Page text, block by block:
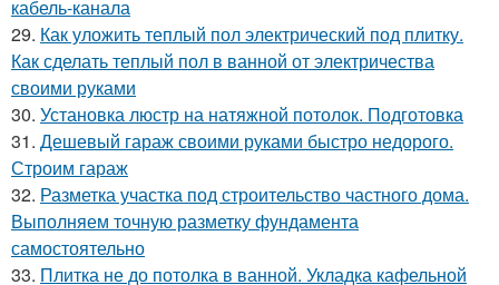
кабель-канала
29. Как уложить теплый пол электрический под плитку.
Как сделать теплый пол в ванной от электричества
своими руками
30. Установка люстр на натяжной потолок. Подготовка
31. Дешевый гараж своими руками быстро недорого.
Строим гараж
32. Разметка участка под строительство частного дома.
Выполняем точную разметку фундамента
самостоятельно
33. Плитка не до потолка в ванной. Укладка кафельной